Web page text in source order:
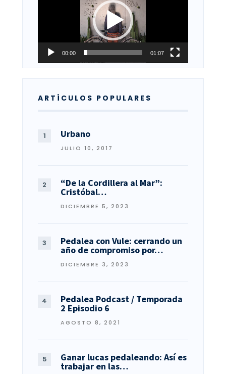
00:00 01:07
ARTÍCULOS POPULARES
Urbano
JULIO 10, 2017
“De la Cordillera al Mar”:
Cristóbal…
DICIEMBRE 5, 2023
Pedalea con Vule: cerrando un
año de compromiso por…
DICIEMBRE 3, 2023
Pedalea Podcast / Temporada
2 Episodio 6
AGOSTO 8, 2021
Ganar lucas pedaleando: Así es
trabajar en las…